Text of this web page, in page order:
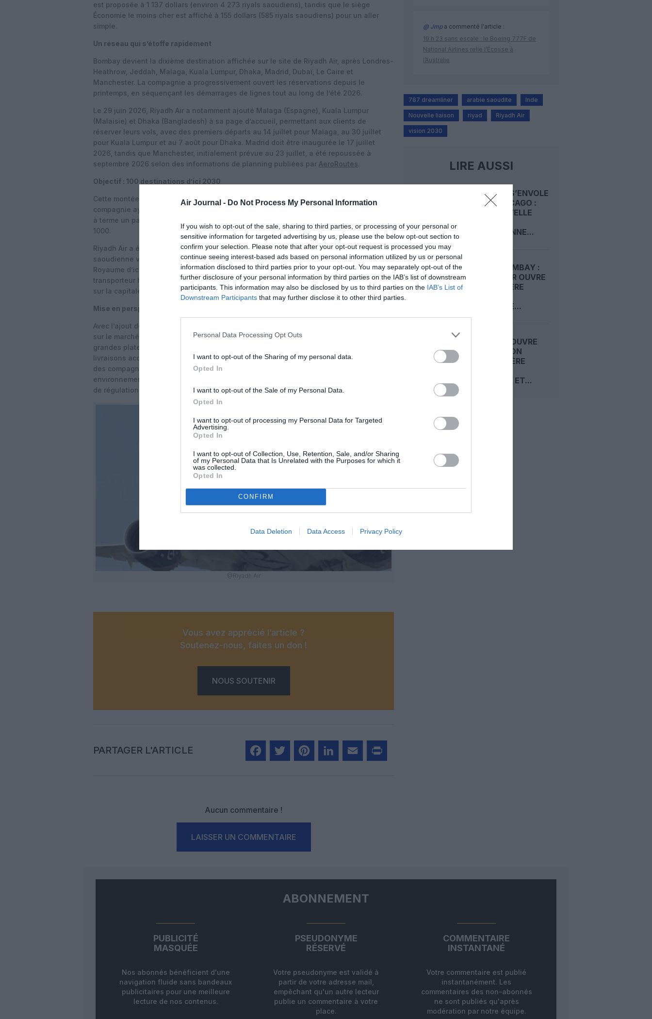
Air Journal - Do Not Process My Personal Information
If you wish to opt-out of the sale, sharing to third parties, or processing of your personal or
sensitive information for targeted advertising by us, please use the below opt-out section to
confirm your selection. Please note that after your opt-out request is processed you may
continue seeing interest-based ads based on personal information utilized by us or personal
information disclosed to third parties prior to your opt-out. You may separately opt-out of the
further disclosure of your personal information by third parties on the IAB’s list of downstream
participants. This information may also be disclosed by us to third parties on the IAB’s List of
Downstream Participants that may further disclose it to other third parties.
Personal Data Processing Opt Outs
I want to opt-out of the Sharing of my personal data.
Opted In
I want to opt-out of the Sale of my Personal Data.
Opted In
I want to opt-out of processing my Personal Data for Targeted
Advertising.
Opted In
I want to opt-out of Collection, Use, Retention, Sale, and/or Sharing
of my Personal Data that Is Unrelated with the Purposes for which it
was collected.
Opted In
CONFIRM
Data Deletion Data Access Privacy Policy
est proposée à 1 137 dollars (environ 4 273 riyals saoudiens), tandis que le siège
Économie le moins cher est affiché à 155 dollars (585 riyals saoudiens) pour un aller
simple.
Un réseau qui s’étoffe rapidement
Bombay devient la dixième destination affichée sur le site de Riyadh Air, après Londres-
Heathrow, Jeddah, Malaga, Kuala Lumpur, Dhaka, Madrid, Dubaï, Le Caire et
Manchester. La compagnie a progressivement ouvert les réservations depuis le
printemps, en séquençant les démarrages de lignes tout au long de l’été 2026.
Le 29 juin 2026, Riyadh Air a notamment ajouté Malaga (Espagne), Kuala Lumpur
(Malaisie) et Dhaka (Bangladesh) à sa page d’accueil, permettant aux clients de
réserver leurs vols, avec des premiers départs au 14 juillet pour Malaga, au 30 juillet
pour Kuala Lumpur et au 7 août pour Dhaka. Madrid doit être inaugurée le 17 juillet
2026, tandis que Manchester, initialement prévue au 23 juillet, a été repoussée à
septembre 2026 selon des informations de planning publiées par AeroRoutes.
Objectif : 100 destinations d’ici 2030
Cette montée en puissance rapide accompagne l’arrivée progressive des appareils, la
compagnie ayant déjà réceptionné cinq Boeing 787-9 au début de l’été 2026 et visant
à terme un parc beaucoup plus important, incluant aussi des Airbus A321neo et A350-
1000.
Riyadh Air a été annoncée officiellement en mars 2023, dans le cadre d’une stratégie
saoudienne visant à faire de Riyad un hub mondial et à doubler le trafic aérien du
Royaume d’ici 2030. La nouvelle compagnie doit venir compléter l’offre de Saudia,
transporteur historique basé à Jeddah, avec un positionnement plus fortement centré
sur la capitale.
Mise en perspective pour le réseau global
Avec l’ajout de Bombay, Riyadh Air franchit une étape symbolique : celle de son entrée
sur le marché indien, clé pour tout hub du Golfe aspirant à jouer dans la cour des
grandes plateformes intercontinentales. L’extension rapide du réseau, combinée à des
livraisons accélérées de long-courriers, rappelle les premières années de croissance
des compagnies du Golfe au début des années 2000, même si Riyadh Air part d’un
environnement désormais plus concurrentiel et très surveillé en termes de durabilité et
de régulation.
@Riyadh Air
Vous avez apprécié l’article ?
Soutenez-nous, faites un don !
NOUS SOUTENIR
PARTAGER L'ARTICLE
Aucun commentaire !
LAISSER UN COMMENTAIRE
@ Jmpa commenté l'article :
19 h 23 sans escale : le Boeing 777F de
National Airlines relie l’Écosse à
l’Australie
787 dreamliner arabie saoudite Inde
Nouvelle liaison riyad Riyadh Air
vision 2030
LIRE AUSSI
CONDOR S’ENVOLE
VERS CHICAGO :
UNE NOUVELLE
QUOTIDIENNE...
RIYAD–BOMBAY :
RIYADH AIR OUVRE
SA PREMIÈRE
RÉGULIÈRE...
AIR INDIA OUVRE
UNE LIAISON
SAISONNIÈRE
TORONTO ET...
ABONNEMENT
PUBLICITÉ
MASQUÉE
Nos abonnés bénéficient d'une
navigation fluide sans bandeaux
publicitaires pour une meilleure
lecture de nos contenus.
PSEUDONYME
RÉSERVÉ
Votre pseudonyme est validé à
partir de votre adresse mail,
empêchant qu'un autre lecteur
publie un commentaire à votre
place.
COMMENTAIRE
INSTANTANÉ
Votre commentaire est publié
instantanément. Les
commentaires des non-abonnés
ne sont publiés qu'après
modération par notre équipe.